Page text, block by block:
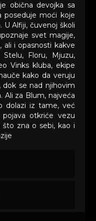
obična devojka sa
poseduje moći koje
Alfiji, čuvenoj školi
svet magije,
ali i opasnosti kakve
Floru, Mjuzu,
Vinks kluba, ekipe
kako da veruju
se nad njihovim
Ali za Blum, najveća
dolazi iz tame, već
otkriće vezu
zna o sebi, kao i